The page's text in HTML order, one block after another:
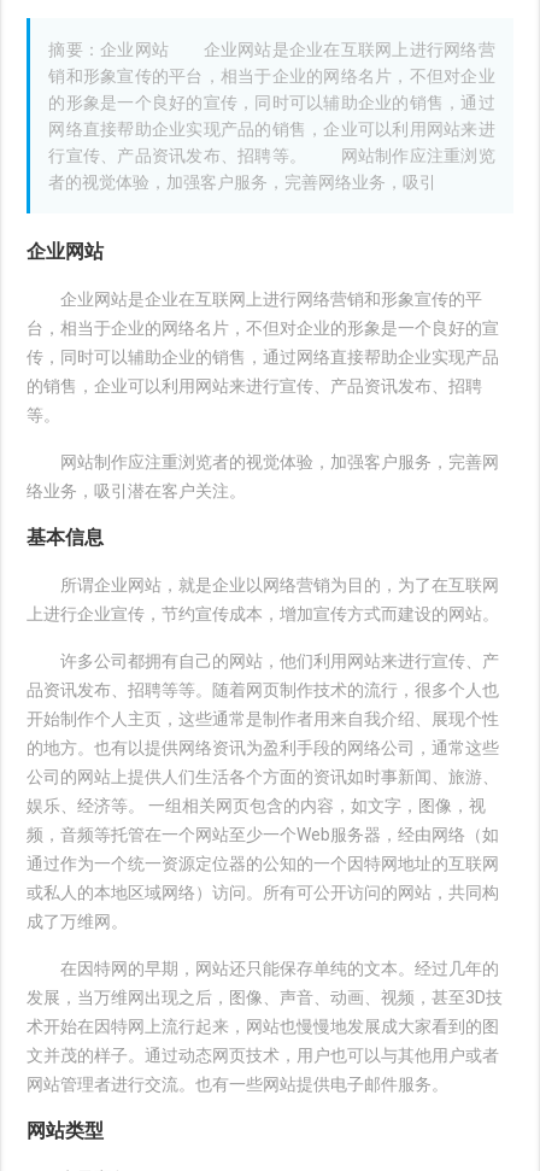
摘要：企业网站 企业网站是企业在互联网上进行网络营
销和形象宣传的平台，相当于企业的网络名片，不但对企业
的形象是一个良好的宣传，同时可以辅助企业的销售，通过
网络直接帮助企业实现产品的销售，企业可以利用网站来进
行宣传、产品资讯发布、招聘等。 网站制作应注重浏览
者的视觉体验，加强客户服务，完善网络业务，吸引
企业网站
企业网站是企业在互联网上进行网络营销和形象宣传的平
台，相当于企业的网络名片，不但对企业的形象是一个良好的宣
传，同时可以辅助企业的销售，通过网络直接帮助企业实现产品
的销售，企业可以利用网站来进行宣传、产品资讯发布、招聘
等。
网站制作应注重浏览者的视觉体验，加强客户服务，完善网
络业务，吸引潜在客户关注。
基本信息
所谓企业网站，就是企业以网络营销为目的，为了在互联网
上进行企业宣传，节约宣传成本，增加宣传方式而建设的网站。
许多公司都拥有自己的网站，他们利用网站来进行宣传、产
品资讯发布、招聘等等。随着网页制作技术的流行，很多个人也
开始制作个人主页，这些通常是制作者用来自我介绍、展现个性
的地方。也有以提供网络资讯为盈利手段的网络公司，通常这些
公司的网站上提供人们生活各个方面的资讯如时事新闻、旅游、
娱乐、经济等。 一组相关网页包含的内容，如文字，图像，视
频，音频等托管在一个网站至少一个Web服务器，经由网络（如
通过作为一个统一资源定位器的公知的一个因特网地址的互联网
或私人的本地区域网络）访问。所有可公开访问的网站，共同构
成了万维网。
在因特网的早期，网站还只能保存单纯的文本。经过几年的
发展，当万维网出现之后，图像、声音、动画、视频，甚至3D技
术开始在因特网上流行起来，网站也慢慢地发展成大家看到的图
文并茂的样子。通过动态网页技术，用户也可以与其他用户或者
网站管理者进行交流。也有一些网站提供电子邮件服务。
网站类型